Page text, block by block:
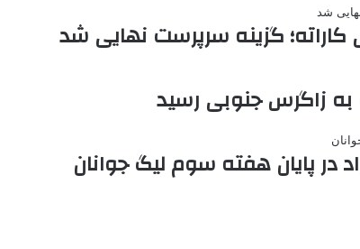
گزینه سرپرست نهایی شد
زاگرس جنوبی رسید
در پایان هفته سوم لیگ جوانان